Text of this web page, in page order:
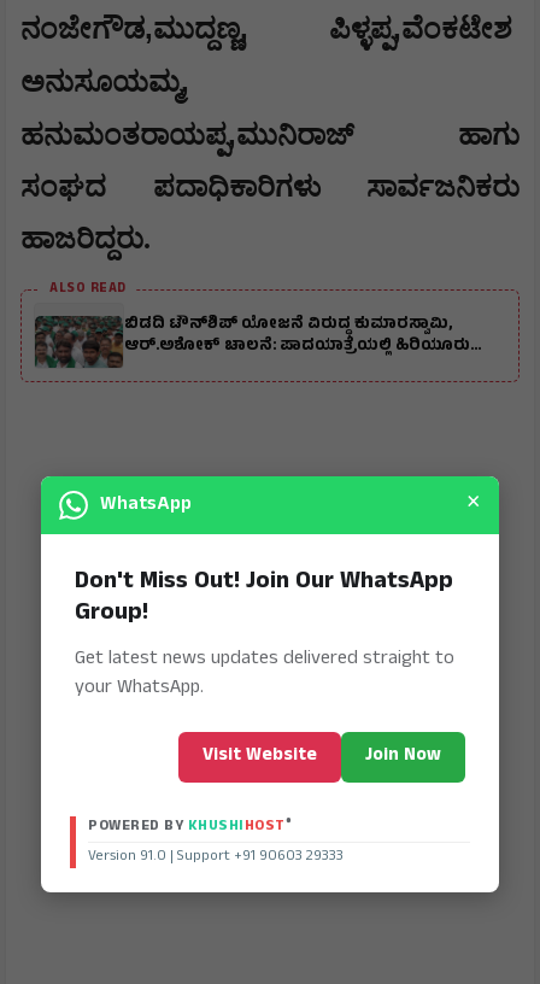
ನಂಜೇಗೌಡ,ಮುದ್ದಣ್ಣ, ಪಿಳ್ಳಪ್ಪ,ವೆಂಕಟೇಶ
ಅನುಸೂಯಮ್ಮ,
ಹನುಮಂತರಾಯಪ್ಪ,ಮುನಿರಾಜ್
ಹಾಗು
ಸಂಘದ ಪದಾಧಿಕಾರಿಗಳು ಸಾರ್ವಜನಿಕರು
ಹಾಜರಿದ್ದರು.
ALSO READ
ಬಿಡದಿ ಟೌನ್‌ಶಿಪ್‌ ಯೋಜನೆ ವಿರುದ್ಧ ಕುಮಾರಸ್ವಾಮಿ,
ಆರ್.ಅಶೋಕ್ ಚಾಲನೆ: ಪಾದಯಾತ್ರೆಯಲ್ಲಿ ಹಿರಿಯೂರು
WhatsApp ×
Don't Miss Out! Join Our WhatsApp
Group!
Get latest news updates delivered straight to
your WhatsApp.
Visit Website Join Now
POWERED BY KHUSHIHOST®
Version 91.0 | Support +91 90603 29333